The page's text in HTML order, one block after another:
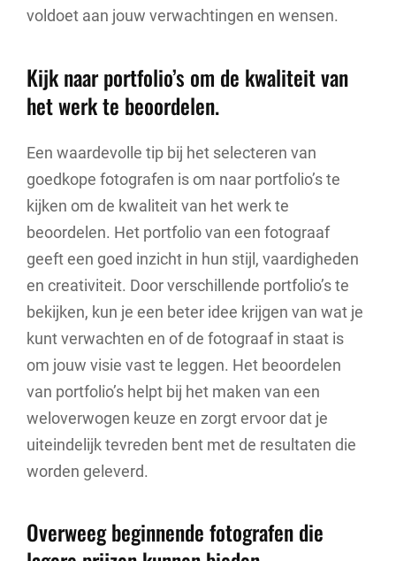
voldoet aan jouw verwachtingen en wensen.
Kijk naar portfolio’s om de kwaliteit van
het werk te beoordelen.
Een waardevolle tip bij het selecteren van
goedkope fotografen is om naar portfolio’s te
kijken om de kwaliteit van het werk te
beoordelen. Het portfolio van een fotograaf
geeft een goed inzicht in hun stijl, vaardigheden
en creativiteit. Door verschillende portfolio’s te
bekijken, kun je een beter idee krijgen van wat je
kunt verwachten en of de fotograaf in staat is
om jouw visie vast te leggen. Het beoordelen
van portfolio’s helpt bij het maken van een
weloverwogen keuze en zorgt ervoor dat je
uiteindelijk tevreden bent met de resultaten die
worden geleverd.
Overweeg beginnende fotografen die